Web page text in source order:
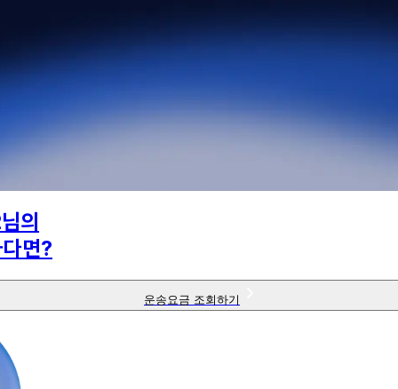
님의
면?
운송요금 조회하기